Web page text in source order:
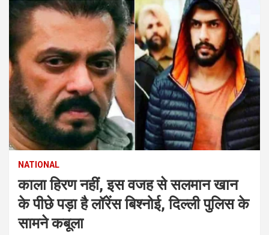
NATIONAL
काला हिरण नहीं, इस वजह से सलमान खान
के पीछे पड़ा है लॉरेंस बिश्नोई, दिल्ली पुलिस के
सामने कबूला